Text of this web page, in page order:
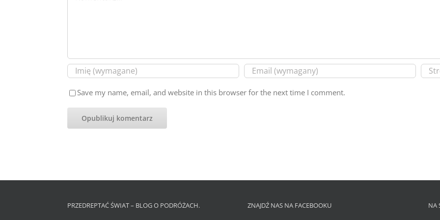
Save my name, email, and website in this browser for the next time I comment.
PRZEDREPTAĆ ŚWIAT – BLOG O PODRÓŻACH. ZNAJDŹ NAS NA FACEBOOKU NA